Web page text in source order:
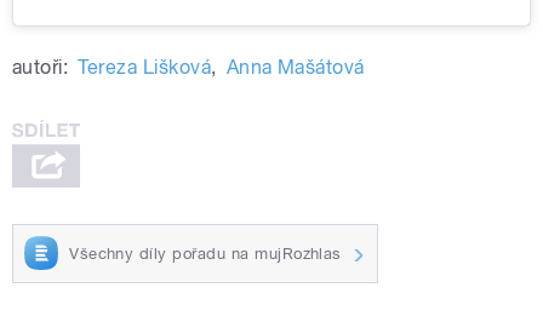
autoři: Tereza Lišková, Anna Mašátová
Všechny díly pořadu na mujRozhlas